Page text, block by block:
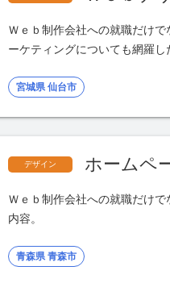
Ｗｅｂ制作会社への就職だけ
ーケティングについても網羅し
宮城県 仙台市
デザイン ホームペ
Ｗｅｂ制作会社への就職だけ
内容。
青森県 青森市